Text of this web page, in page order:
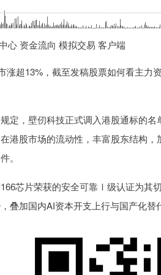
心 资金流向 模拟交易 客户端
超13%，截至发稿股票如何看主力
，壁仞科技正式调入港股通标的名
港股市场的流动性，丰富股东结构
。
芯片荣获的安全可靠Ⅰ级认证为其
叠加国内AI资本开支上行与国产化替